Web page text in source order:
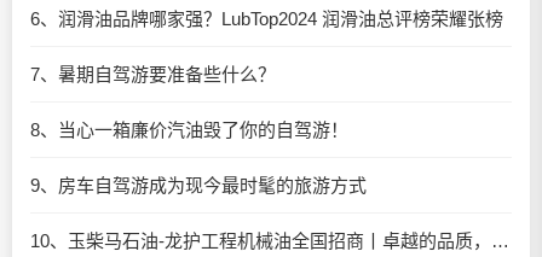
6、润滑油品牌哪家强？LubTop2024 润滑油总评榜荣耀张榜
7、暑期自驾游要准备些什么？
8、当心一箱廉价汽油毁了你的自驾游！
9、房车自驾游成为现今最时髦的旅游方式
10、玉柴马石油-龙护工程机械油全国招商丨卓越的品质，专业的品牌！